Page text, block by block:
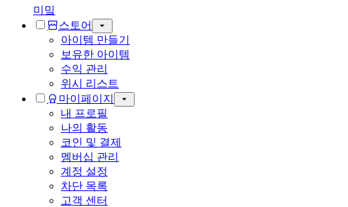
미밐
스토어
아이템 만들기
보유한 아이템
수익 관리
위시 리스트
마이페이지
내 프로필
나의 활동
코인 및 결제
멤버십 관리
계정 설정
차단 목록
고객 센터